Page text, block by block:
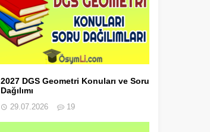
2027 DGS Geometri Konuları ve Soru
Dağılımı
29.07.2026 19